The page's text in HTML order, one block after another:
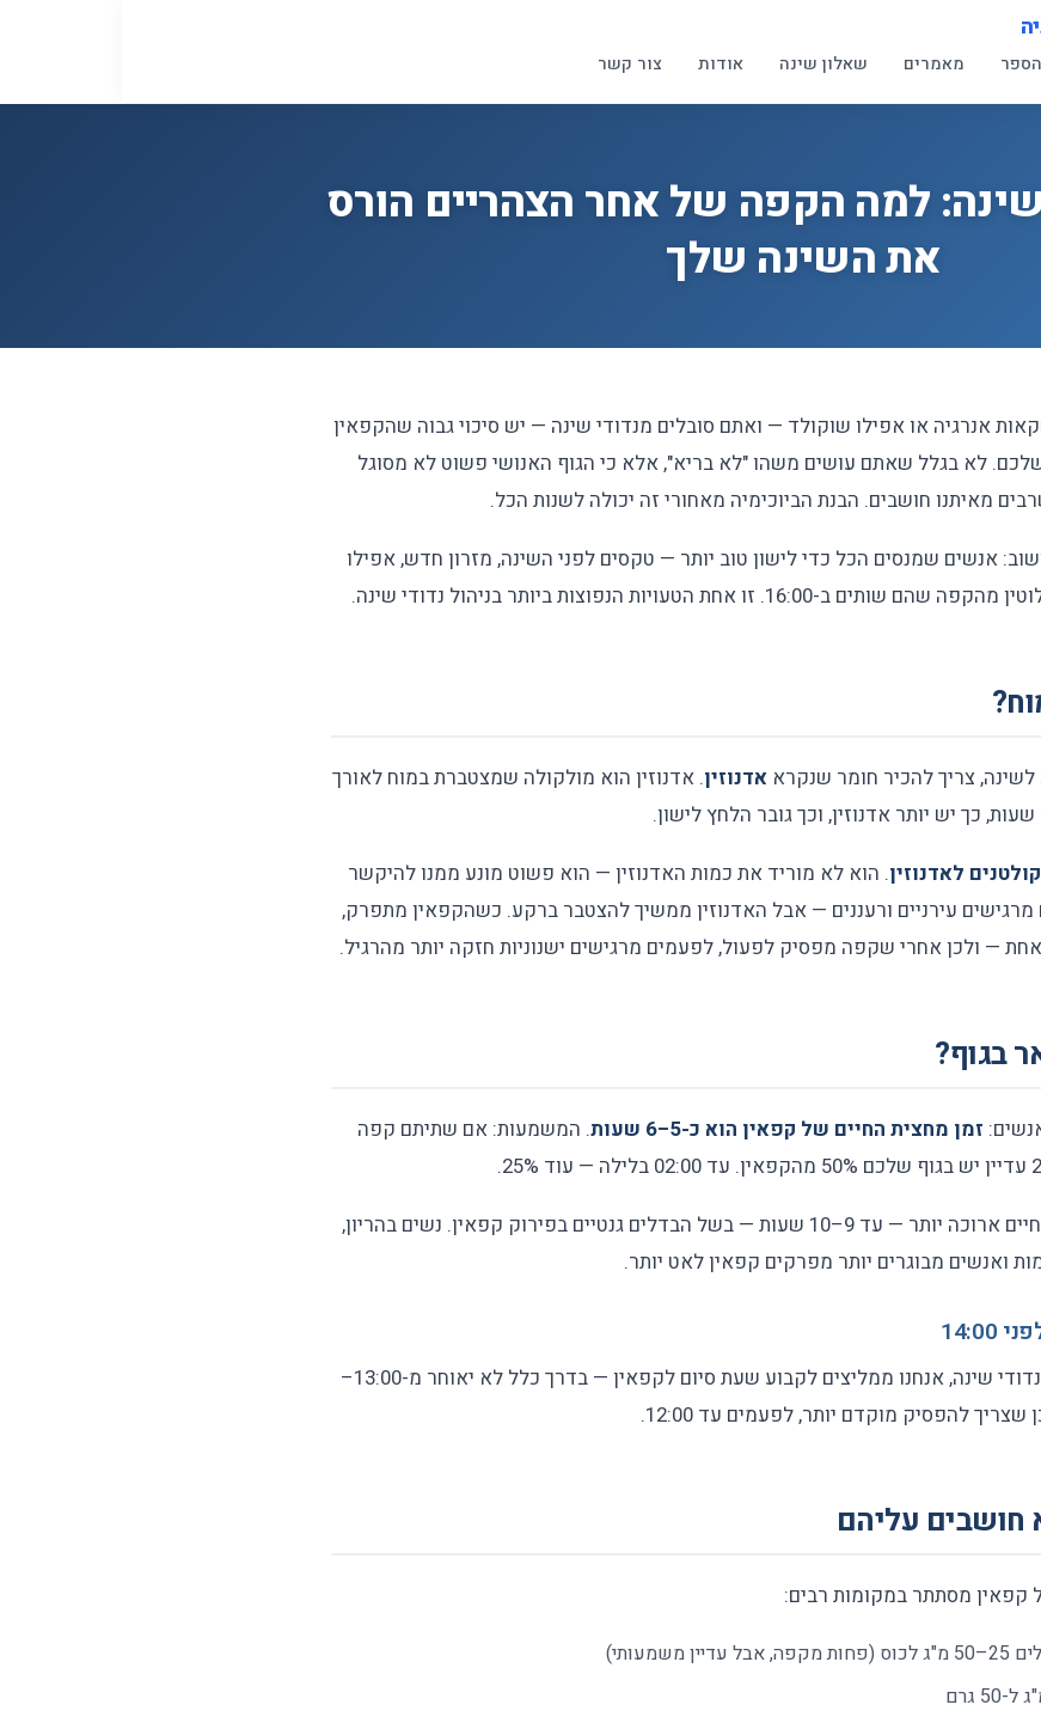
הספר מאמרים שאלון שינה אודות צור קשר
שינה: למה הקפה של אחר הצהריים הורס
את השינה שלך
אנרגיה או אפילו שוקולד — ואתם סובלים מנדודי שינה — יש סיכוי גבוה שהקפאין
לא בגלל שאתם עושים משהו "לא בריא", אלא כי הגוף האנושי פשוט לא מסוגל
מאיתנו חושבים. הבנת הביוכימיה מאחורי זה יכולה לשנות הכל.
אנשים שמנסים הכל כדי לישון טוב יותר — טקסים לפני השינה, מזרון חדש, אפילו
אחת הטעויות הנפוצות ביותר בניהול נדודי שינה.
צריך להכיר חומר שנקרא אדנוזין. אדנוזין הוא מולקולה שמצטברת במוח לאורך
כך יש יותר אדנוזין, וכך גובר הלחץ לישון.
לאדנוזין. הוא לא מוריד את כמות האדנוזין — הוא פשוט מונע ממנו להיקשר
עירניים ורעננים — אבל האדנוזין ממשיך להצטבר ברקע. כשהקפאין מתפרק,
— ולכן אחרי שקפה מפסיק לפעול, לפעמים מרגישים ישנוניות חזקה יותר מהרגיל.
בגוף?
זמן מחצית החיים של קפאין הוא כ-5–6 שעות
. המשמעות: אם שתיתם קפה
אצל חלק מהאנשים מחצית החיים ארוכה יותר — עד 9–10 שעות — בשל הבדלים גנטיים בפירוק קפאין. נשים בהריון,
ואנשים מבוגרים יותר מפרקים קפאין לאט יותר.
עבור רוב האנשים הסובלים מנדודי שינה, אנחנו ממליצים לקבוע שעת סיום לקפאין — בדרך כלל לא יאוחר מ-13:00–
חושבים עליהם
קפאין מסתתר במקומות רבים:
עדיין משמעותי)